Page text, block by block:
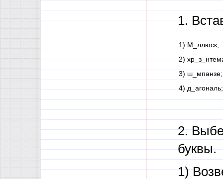
1.
1) М_ллюск;
2)
3) ш_мпанзе;
4) д_агональ;
2.
буквы.
1)